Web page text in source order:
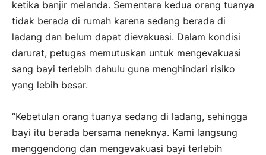
ketika banjir melanda. Sementara kedua orang tuanya
tidak berada di rumah karena sedang berada di
ladang dan belum dapat dievakuasi. Dalam kondisi
darurat, petugas memutuskan untuk mengevakuasi
sang bayi terlebih dahulu guna menghindari risiko
yang lebih besar.
“Kebetulan orang tuanya sedang di ladang, sehingga
bayi itu berada bersama neneknya. Kami langsung
menggendong dan mengevakuasi bayi terlebih